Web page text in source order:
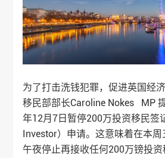
为了打击洗钱犯罪，促进英国经
移民部部长Caroline Nokes MP
年12月7日暂停200万投资移民签
Investor）申请。这意味着在本周
午夜停止再接收任何200万镑投资